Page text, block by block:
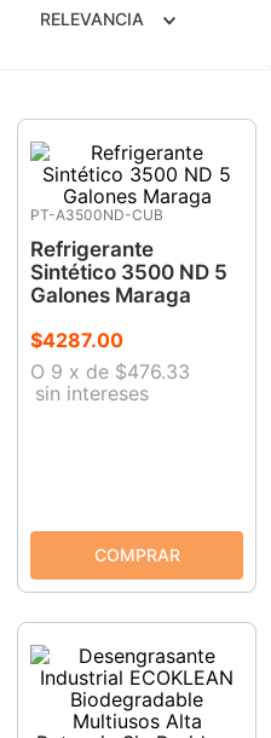
RELEVANCIA
PT-A3500ND-CUB
Refrigerante
Sintético 3500 ND 5
Galones Maraga
$4287.00
O 9 x de $476.33
sin intereses
6.